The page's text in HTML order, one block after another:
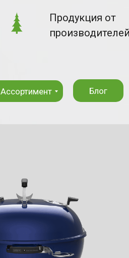
Ассортимент Блог
Продукция от
производителей